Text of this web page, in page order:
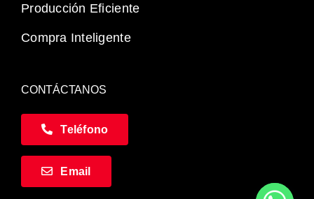
Producción Eficiente
Compra Inteligente
CONTÁCTANOS
Teléfono
Email